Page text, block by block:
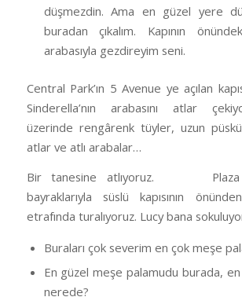
düşmezdin. Ama en güzel yere
buradan çıkalım. Kapının
arabasıyla gezdireyim seni.
Central Park’ın 5 Avenue ye açılan
Sinderella’nın arabasını atlar
üzerinde rengârenk tüyler, uzun
atlar ve atlı arabalar…
Bir tanesine atlıyoruz. Plaza
bayraklarıyla süslü kapısının
etrafında turalıyoruz. Lucy bana
Buraları çok severim en çok meşe
En güzel meşe palamudu burada,
nerede?